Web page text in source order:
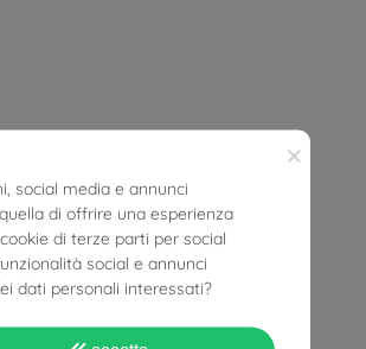
×
social media e annunci
di offrire una esperienza
di terze parti per social
social e annunci
dati personali interessati?